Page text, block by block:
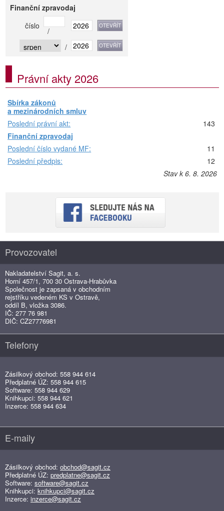
Finanční zpravodaj
číslo
/
/
Právní akty 2026
Sbírka zákonů
a mezinárodních smluv
Poslední právní akt:
143
Finanční zpravodaj
Poslední číslo vydané MF:
11
Poslední předpis:
12
Stav k 6. 8. 2026
Provozovatel
Nakladatelství Sagit, a. s.
Horní 457/1, 700 30 Ostrava-Hrabůvka
Společnost je zapsaná v obchodním
rejstříku vedeném KS v Ostravě,
oddíl B, vložka 3086.
IČ: 277 76 981
DIČ: CZ27776981
Telefony
Zásilkový obchod: 558 944 614
Předplatné ÚZ: 558 944 615
Software: 558 944 629
Knihkupci: 558 944 621
Inzerce: 558 944 634
E-maily
Zásilkový obchod: obchod@sagit.cz
Předplatné ÚZ: predplatne@sagit.cz
Software: software@sagit.cz
Knihkupci: knihkupci@sagit.cz
Inzerce: inzerce@sagit.cz